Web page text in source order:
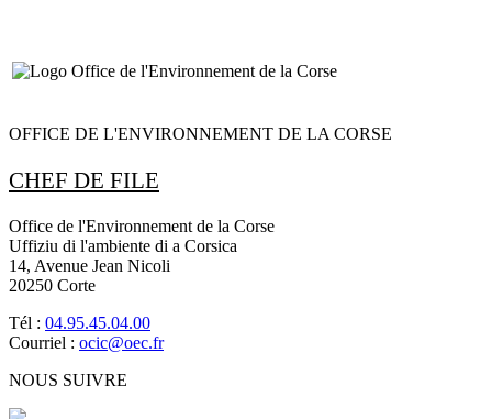
OFFICE DE L'ENVIRONNEMENT DE LA CORSE
CHEF DE FILE
Office de l'Environnement de la Corse
Uffiziu di l'ambiente di a Corsica
14, Avenue Jean Nicoli
20250 Corte
Tél : 04.95.45.04.00
Courriel : ocic@oec.fr
NOUS SUIVRE